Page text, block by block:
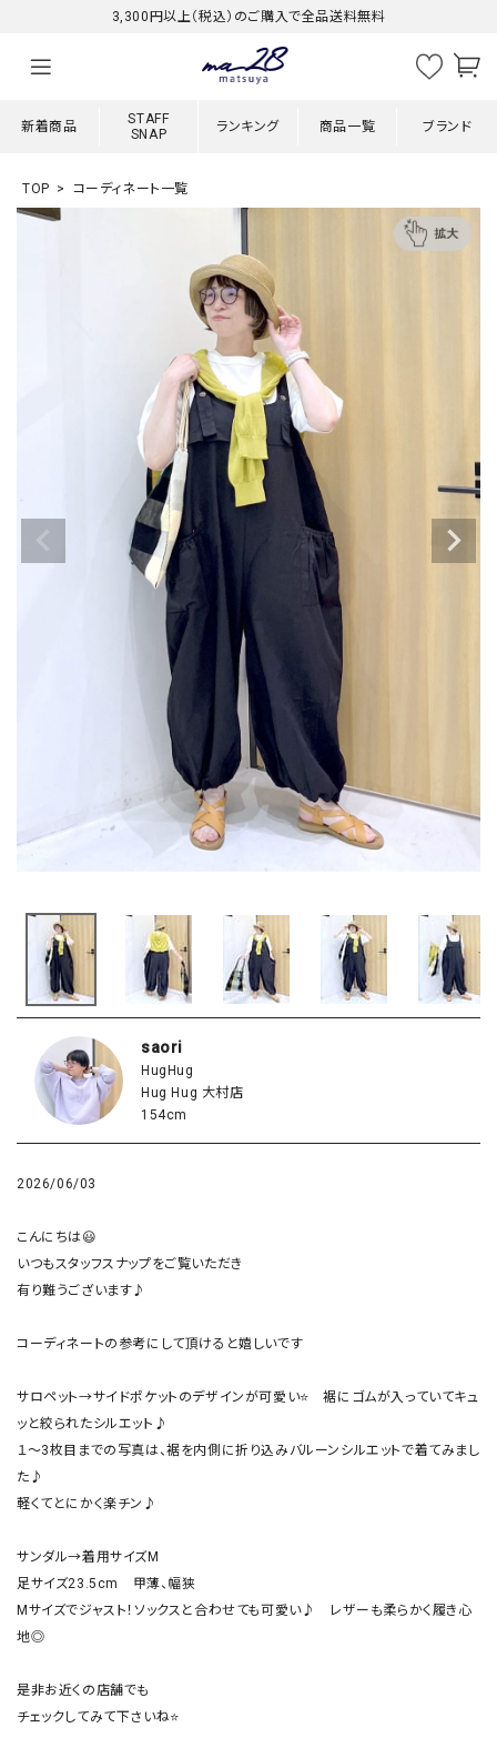
3,300円以上（税込）のご購入で全品送料無料
新着商品
STAFF
SNAP
ランキング 商品一覧 ブランド
TOP コーディネート一覧
saori
HugHug
Hug Hug 大村店
154cm
2026/06/03
こんにちは😃
いつもスタッフスナップをご覧いただき
有り難うございます♪
コーディネートの参考にして頂けると嬉しいです
サロペット→サイドポケットのデザインが可愛い⭐　裾にゴムが入っていてキュ
ッと絞られたシルエット♪
１～3枚目までの写真は、裾を内側に折り込みバルーンシルエットで着てみまし
た♪
軽くてとにかく楽チン♪
サンダル→着用サイズM
足サイズ23.5cm　甲薄、幅狭
Mサイズでジャスト！ソックスと合わせても可愛い♪　レザーも柔らかく履き心
地◎
是非お近くの店舗でも
チェックしてみて下さいね⭐